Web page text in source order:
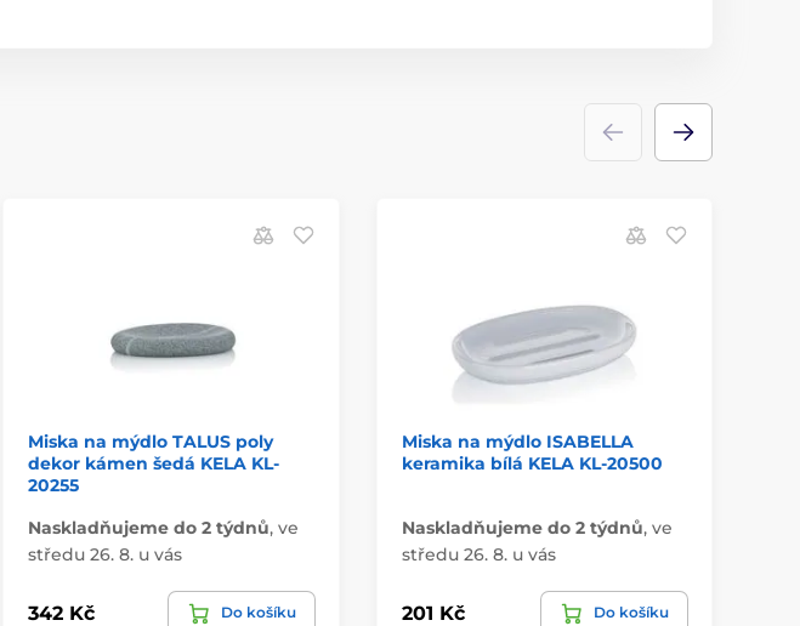
Miska na mýdlo TALUS poly
dekor kámen šedá KELA KL-
20255
Naskladňujeme do 2 týdnů, ve
středu 26. 8. u vás
342 Kč Do košíku
Miska na mýdlo ISABELLA
keramika bílá KELA KL-20500
Naskladňujeme do 2 týdnů, ve
středu 26. 8. u vás
201 Kč Do košíku